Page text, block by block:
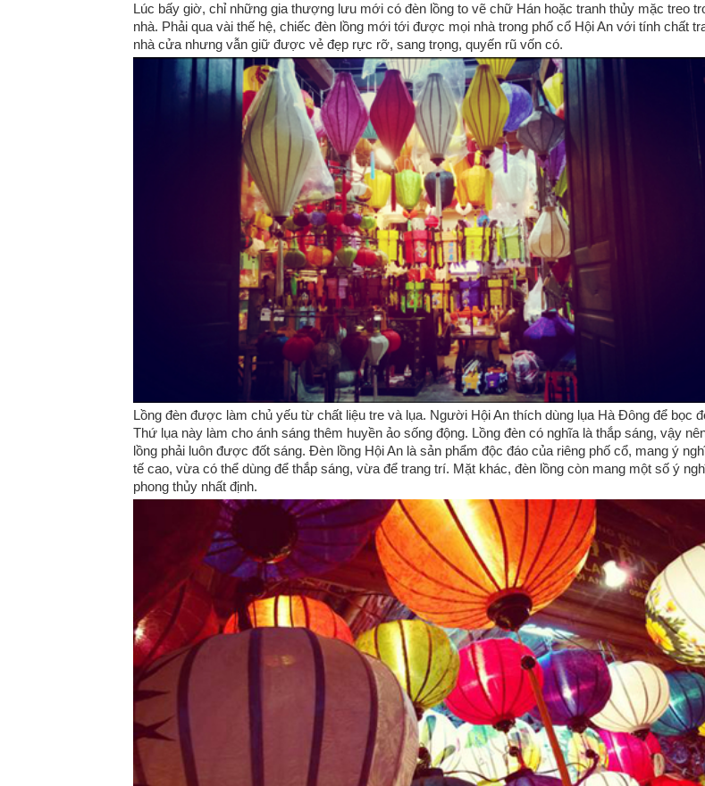
Lúc bấy giờ, chỉ những gia thượng lưu mới có đèn lồng to vẽ chữ Hán hoặc tranh thủy mặc treo
nhà. Phải qua vài thế hệ, chiếc đèn lồng mới tới được mọi nhà trong phố cổ Hội An với tính chất
nhà cửa nhưng vẫn giữ được vẻ đẹp rực rỡ, sang trọng, quyến rũ vốn có.
Lồng đèn được làm chủ yếu từ chất liệu tre và lụa. Người Hội An thích dùng lụa Hà Đông để bọc
Thứ lụa này làm cho ánh sáng thêm huyền ảo sống động. Lồng đèn có nghĩa là thắp sáng, vậy
lồng phải luôn được đốt sáng. Đèn lồng Hội An là sản phẩm độc đáo của riêng phố cổ, mang ý
tế cao, vừa có thể dùng để thắp sáng, vừa để trang trí. Mặt khác, đèn lồng còn mang một số ý
phong thủy nhất định.